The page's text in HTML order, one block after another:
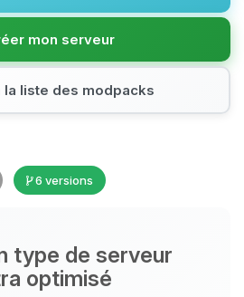
mon serveur
la liste des modpacks
6 versions
type de serveur
optimisé
quelqu’un pour me